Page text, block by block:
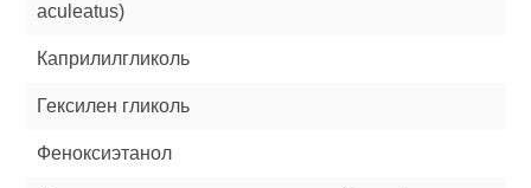
aculeatus)
Каприлилгликоль
Гексилен гликоль
Феноксиэтанол